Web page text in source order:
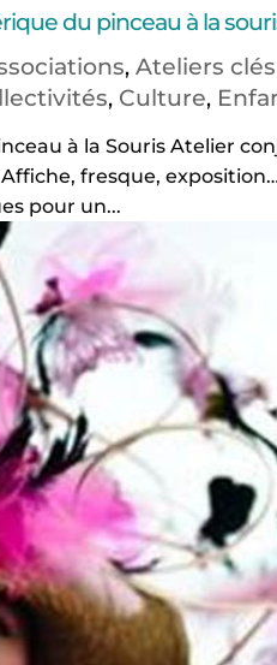
du pinceau à la
, Ateliers
, Culture,
à la Souris Atelier
fresque,
pour un...